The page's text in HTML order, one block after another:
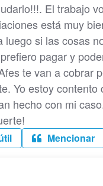
El trabajo
está muy
luego si las cosas
pagar y
te van a cobrar
Yo estoy contento
hecho con mi
Mencionar